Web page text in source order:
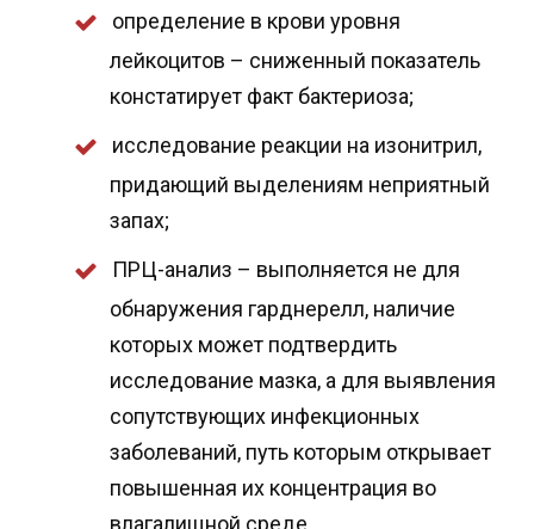
определение в крови уровня
лейкоцитов – сниженный показатель
констатирует факт бактериоза;
исследование реакции на изонитрил,
придающий выделениям неприятный
запах;
ПРЦ-анализ – выполняется не для
обнаружения гарднерелл, наличие
которых может подтвердить
исследование мазка, а для выявления
сопутствующих инфекционных
заболеваний, путь которым открывает
повышенная их концентрация во